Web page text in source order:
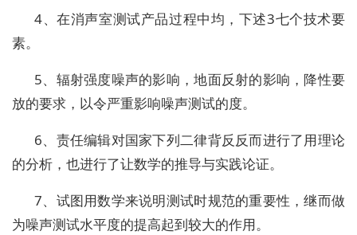
4、在消声室测试产品过程中均，下述3七个技术要
素。
5、辐射强度噪声的影响，地面反射的影响，降性要
放的要求，以令严重影响噪声测试的度。
6、责任编辑对国家下列二律背反反而进行了用理论
的分析，也进行了让数学的推导与实践论证。
7、试图用数学来说明测试时规范的重要性，继而做
为噪声测试水平度的提高起到较大的作用。